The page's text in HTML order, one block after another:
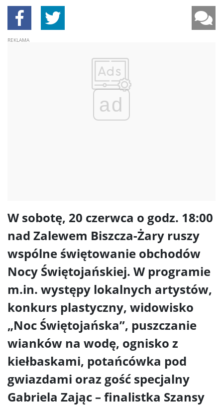
ad
W sobotę, 20 czerwca o godz. 18:00
nad Zalewem Biszcza-Żary ruszy
wspólne świętowanie obchodów
Nocy Świętojańskiej. W programie
m.in. występy lokalnych artystów,
konkurs plastyczny, widowisko
„Noc Świętojańska”, puszczanie
wianków na wodę, ognisko z
kiełbaskami, potańcówka pod
gwiazdami oraz gość specjalny
Gabriela Zając – finalistka Szansy